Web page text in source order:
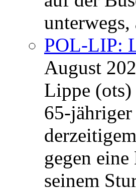
POL-LIP:
August
Lippe (ots)
65-jähriger
gegen
seinem